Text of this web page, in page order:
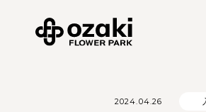
2024.04.26